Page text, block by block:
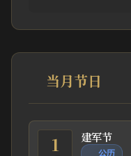
当月节日
1 建军节
公历